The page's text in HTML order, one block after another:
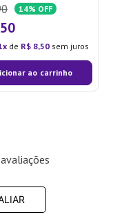
14% OFF
50
de R$ 8,50 sem juros
ao carrinho